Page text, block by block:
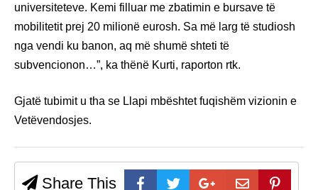
universiteteve. Kemi filluar me zbatimin e bursave të
mobilitetit prej 20 milionë eurosh. Sa më larg të studiosh
nga vendi ku banon, aq më shumë shteti të
subvencionon…”, ka thënë Kurti, raporton rtk.
Gjatë tubimit u tha se Llapi mbështet fuqishëm vizionin e
Vetëvendosjes.
Share This